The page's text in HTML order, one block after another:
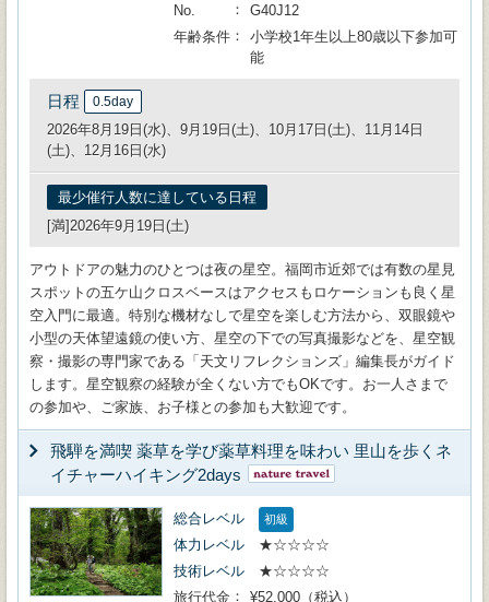
No.
G40J12
年齢条件
小学校1年生以上80歳以下参加可
能
日程 0.5day
2026年8月19日(水)、9月19日(土)、10月17日(土)、11月14日
(土)、12月16日(水)
最少催行人数に達している日程
[満]2026年9月19日(土)
アウトドアの魅力のひとつは夜の星空。福岡市近郊では有数の星見
スポットの五ケ山クロスベースはアクセスもロケーションも良く星
空入門に最適。特別な機材なしで星空を楽しむ方法から、双眼鏡や
小型の天体望遠鏡の使い方、星空の下での写真撮影などを、星空観
察・撮影の専門家である「天文リフレクションズ」編集長がガイド
します。星空観察の経験が全くない方でもOKです。お一人さまで
の参加や、ご家族、お子様との参加も大歓迎です。
飛騨を満喫 薬草を学び薬草料理を味わい 里山を歩くネ
イチャーハイキング2days
総合レベル 初級
体力レベル
★☆☆☆☆
技術レベル
★☆☆☆☆
旅行代金
¥52,000（税込）